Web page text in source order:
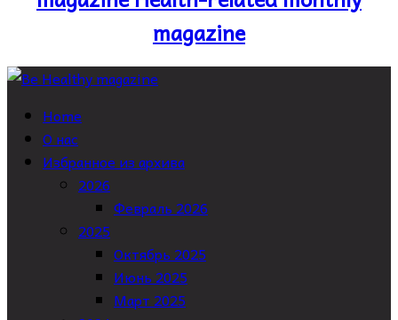
magazine
Home
О нас
Избранное из архива
2026
Февраль 2026
2025
Октябрь 2025
Июнь 2025
Март 2025